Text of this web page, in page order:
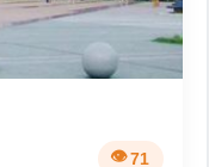
71